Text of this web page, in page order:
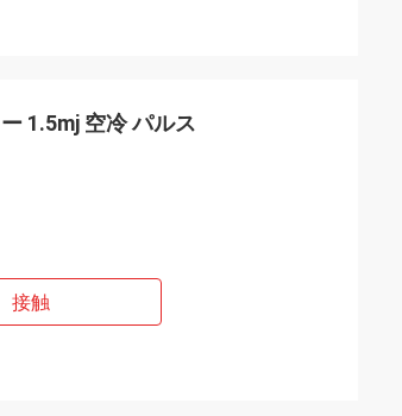
1.5mj 空冷 パルス
接触